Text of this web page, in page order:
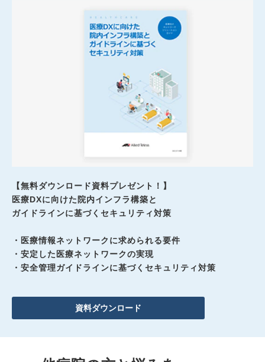
【無料ダウンロード資料プレゼント！】
医療DXに向けた院内インフラ構築と
ガイドラインに基づくセキュリティ対策
・医療情報ネットワークに求められる要件
・安定した医療ネットワークの実現
・安全管理ガイドラインに基づくセキュリティ対策
資料ダウンロード